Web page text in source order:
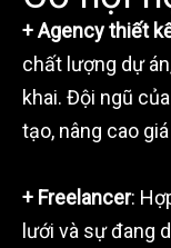
+ Agency thiết
chất lượng dự
khai. Đội ngũ
tạo, nâng cao
+ Freelancer:
lưới và sự đang